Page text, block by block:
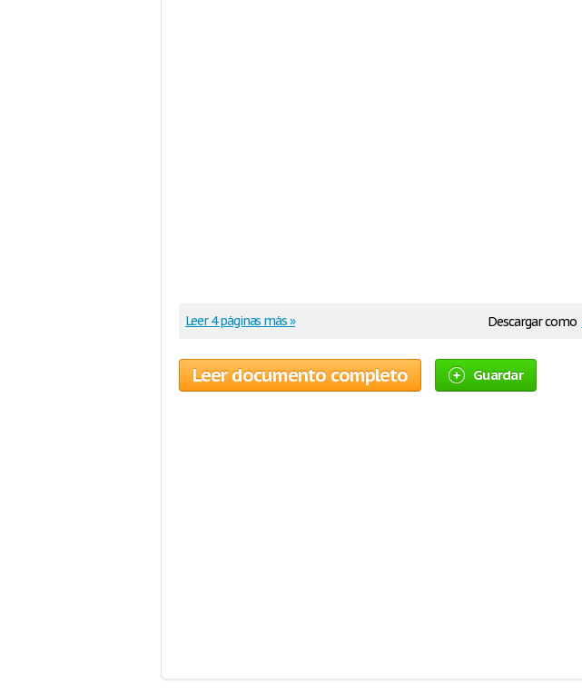
Descargar como
Leer 4 páginas más »
Leer documento completo Guardar